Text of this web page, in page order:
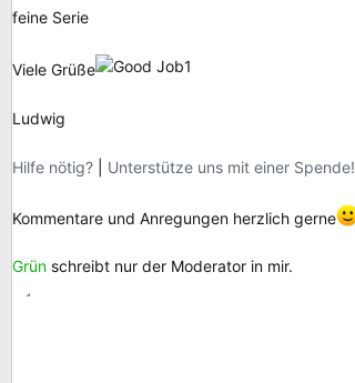
feine Serie
Viele Grüße
Ludwig
Hilfe nötig? Unterstütze uns mit einer Spende!
Kommentare und Anregungen herzlich gerne
Grün schreibt nur der Moderator in mir.